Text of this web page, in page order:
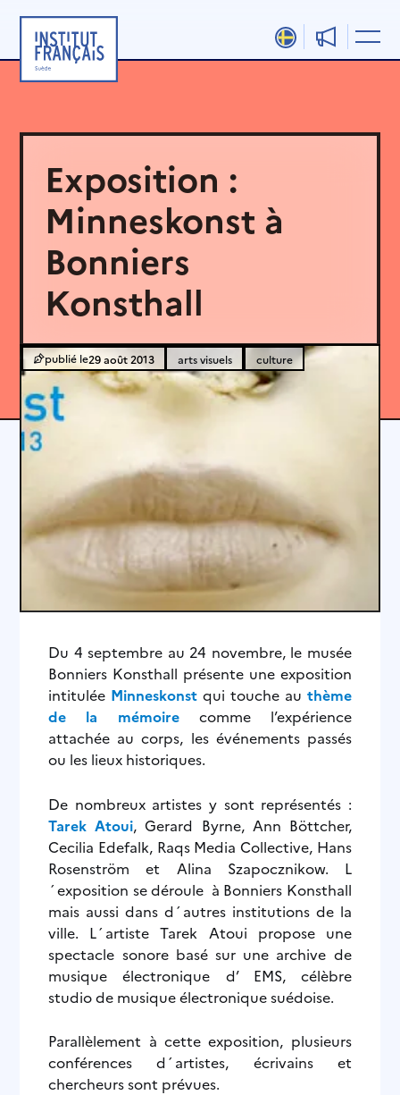
contenu
Exposition :
Minneskonst à
Bonniers
Konsthall
29 août 2013 arts visuels culture
Du 4 septembre au 24 novembre, le musée
Bonniers Konsthall présente une exposition
intitulée Minneskonst qui touche au thème
de la mémoire comme l’expérience
attachée au corps, les événements passés
ou les lieux historiques.
De nombreux artistes y sont représentés :
Tarek Atoui, Gerard Byrne, Ann Böttcher,
Cecilia Edefalk, Raqs Media Collective, Hans
Rosenström et Alina Szapocznikow. L
´exposition se déroule à Bonniers Konsthall
mais aussi dans d´autres institutions de la
ville. L´artiste Tarek Atoui propose une
spectacle sonore basé sur une archive de
musique électronique d’ EMS, célèbre
studio de musique électronique suédoise.
Parallèlement à cette exposition, plusieurs
conférences d´artistes, écrivains et
chercheurs sont prévues.